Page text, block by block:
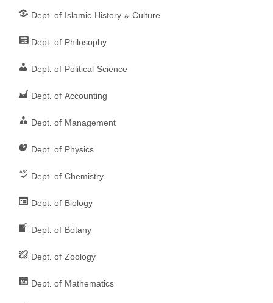
Dept. of Islamic History & Culture
Dept. of Philosophy
Dept. of Political Science
Dept. of Accounting
Dept. of Management
Dept. of Physics
Dept. of Chemistry
Dept. of Biology
Dept. of Botany
Dept. of Zoology
Dept. of Mathematics